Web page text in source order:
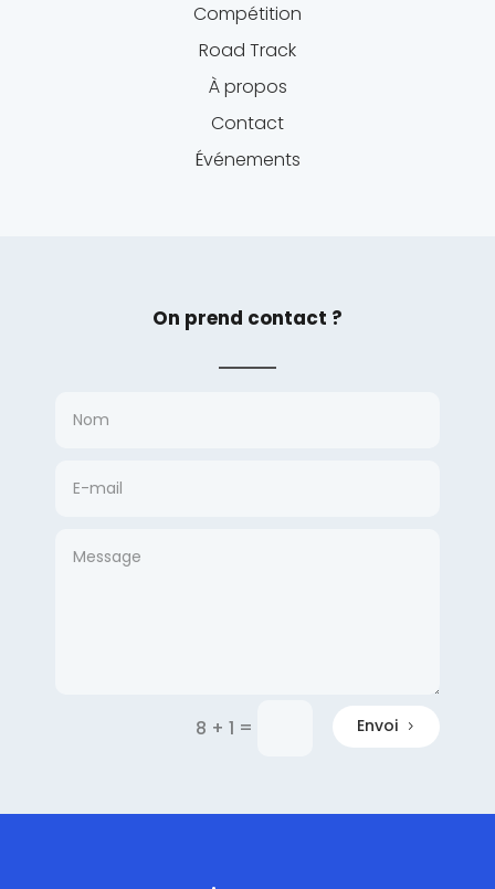
Compétition
Road Track
À propos
Contact
Événements
On prend contact ?
8 + 1 = Envoi